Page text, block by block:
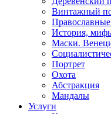
Винтажный
История,
Маски.
Портрет
Охота
Абстракция
Мандалы
Услуги